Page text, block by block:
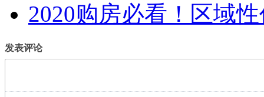
2020购房必看！区域
发表评论